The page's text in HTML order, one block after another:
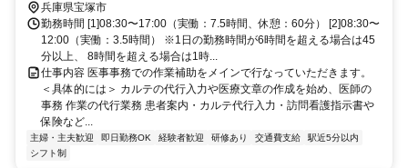
線で「逆瀬川」まで5駅。約10分で到着。
兵庫県宝塚市
勤務時間 [1]08:30〜17:00（実働：7.5時間、休憩：60分） [2]08:30〜
12:00（実働：3.5時間） ※1日の勤務時間が6時間を超える場合は45
分以上、 8時間を超える場合は1時...
仕事内容 医事事務での作業補助をメインで行なっていただきます。
＜具体的には＞ カルテの代行入力や医療文章の作成を始め、医師の
事務 作業の代行業務 患者案内・カルテ代行入力・訪問看護指示書や
保険など...
主婦・主夫歓迎 即日勤務OK 経験者歓迎 研修あり 交通費支給
駅近5分以内
シフト制